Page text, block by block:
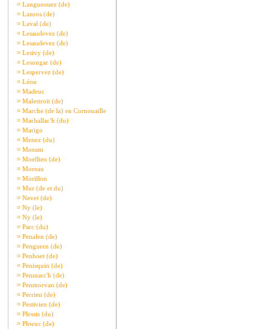
¤ Langueouez (de)
¤ Lanros (de)
¤ Laval (de)
¤ Lesaudevez (de)
¤ Lesaudevez (de)
¤ Lesivy (de)
¤ Lesongar (de)
¤ Lespervez (de)
¤ Léon
¤ Madeuc
¤ Malestroit (de)
¤ Marche (de la) en Cornouaille
¤ Marhallac'h (du)
¤ Marigo
¤ Menez (du)
¤ Moeam
¤ Moellien (de)
¤ Moreau
¤ Morillon
¤ Mur (de et du)
¤ Nevet (de)
¤ Ny (le)
¤ Ny (le)
¤ Parc (du)
¤ Penalen (de)
¤ Penguern (de)
¤ Penhoet (de)
¤ Penisquin (de)
¤ Penmarc'h (de)
¤ Penmorvan (de)
¤ Perrien (de)
¤ Pestivien (de)
¤ Plessis (du)
¤ Ploeuc (de)